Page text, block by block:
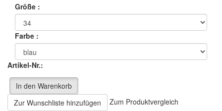
Größe :
Farbe :
Artikel-Nr.:
In den Warenkorb
Zur Wunschliste hinzufügen
Zum Produktvergleich